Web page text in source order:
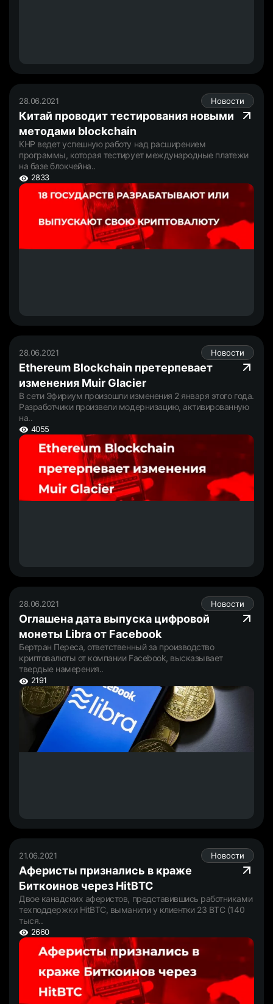
28.06.2021 Новости
Китай проводит тестирования новыми
методами blockchain
КНР ведет успешную работу над расширением
программы, которая тестирует международные платежи
на базе блокчейна..
2833
28.06.2021 Новости
Ethereum Blockchain претерпевает
изменения Muir Glacier
В сети Эфириум произошли изменения 2 января этого года.
Разработчики произвели модернизацию, активированную
на..
4055
28.06.2021 Новости
Оглашена дата выпуска цифровой
монеты Libra от Facebook
Бертран Переса, ответственный за производство
криптовалюты от компании Facebook, высказывает
твердые намерения..
2191
21.06.2021 Новости
Аферисты признались в краже
Биткоинов через HitBTC
Двое канадских аферистов, представившись работниками
техподдержки HitBTC, выманили у клиентки 23 BTC (140
тыся..
2660